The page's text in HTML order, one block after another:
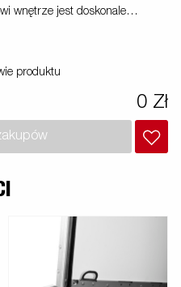
wnętrze jest doskonale
w podłogę antypoślizgową
Zdjęcia są zdjęciami
produktu
0 Zł